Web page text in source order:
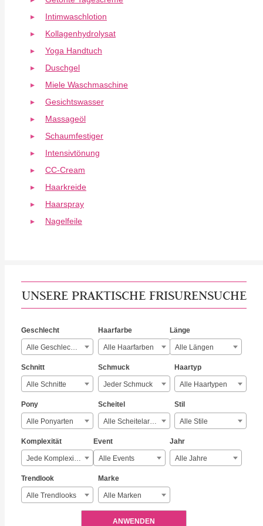
Intimwaschlotion
Kollagenhydrolysat
Yoga Handtuch
Duschgel
Miele Waschmaschine
Gesichtswasser
Massageöl
Schaumfestiger
Intensivtönung
CC-Cream
Haarkreide
Haarspray
Nagelfeile
UNSERE PRAKTISCHE FRISURENSUCHE
Geschlecht
Alle Geschlechter
Haarfarbe
Alle Haarfarben
Länge
Alle Längen
Schnitt
Alle Schnitte
Schmuck
Jeder Schmuck
Haartyp
Alle Haartypen
Pony
Alle Ponyarten
Scheitel
Alle Scheitelarten
Stil
Alle Stile
Komplexität
Jede Komplexität
Event
Alle Events
Jahr
Alle Jahre
Trendlook
Alle Trendlooks
Marke
Alle Marken
ANWENDEN